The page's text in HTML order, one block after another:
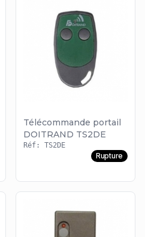
Télécommande portail
DOITRAND TS2DE
Réf: TS2DE
Rupture